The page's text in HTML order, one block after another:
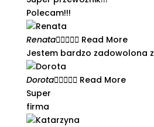
Polecam!!!
Renata Read More
Jestem bardzo zadowolona
Dorota Read More
Super
firma